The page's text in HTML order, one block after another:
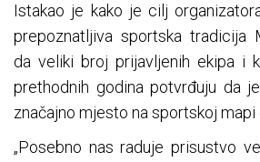
Istakao je kako je cilj
prepoznatljiva sportska tradicija
da veliki broj prijavljenih ekipa i
prethodnih godina potvrđuju da
značajno mjesto na sportskoj mapi
„Posebno nas raduje prisustvo